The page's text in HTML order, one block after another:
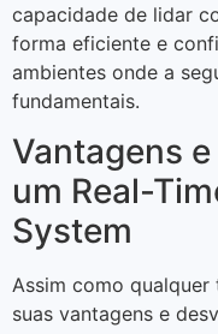
capacidade de lidar
forma eficiente e
ambientes onde a
fundamentais.
Vantagens
um Real-
System
Assim como qualquer
suas vantagens e